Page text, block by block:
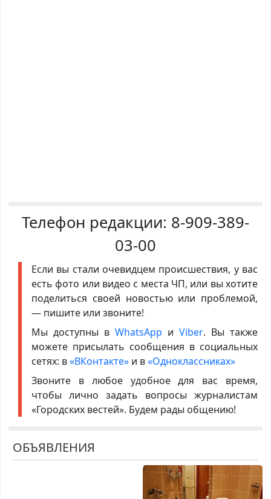
Телефон редакции: 8-909-389-
03-00
Если вы стали очевидцем происшествия, у вас
есть фото или видео с места ЧП, или вы хотите
поделиться своей новостью или проблемой,
— пишите или звоните!
Мы доступны в WhatsApp иViber. Вы также
можете присылать сообщения в социальных
сетях: в«ВКонтакте»и в«Одноклассниках»
Звоните в любое удобное для вас время,
чтобы лично задать вопросы журналистам
«Городских вестей». Будем рады общению!
ОБЪЯВЛЕНИЯ